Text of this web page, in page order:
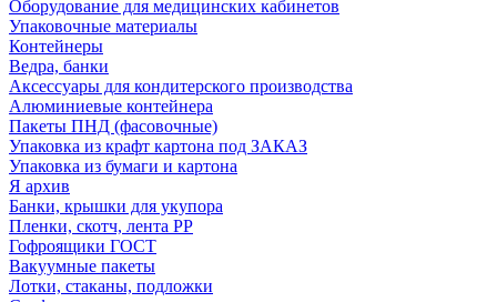
Оборудование для медицинских кабинетов
Упаковочные материалы
Контейнеры
Ведра, банки
Аксессуары для кондитерского производства
Алюминиевые контейнера
Пакеты ПНД (фасовочные)
Упаковка из крафт картона под ЗАКАЗ
Упаковка из бумаги и картона
Я архив
Банки, крышки для укупора
Пленки, скотч, лента РР
Гофроящики ГОСТ
Вакуумные пакеты
Лотки, стаканы, подложки